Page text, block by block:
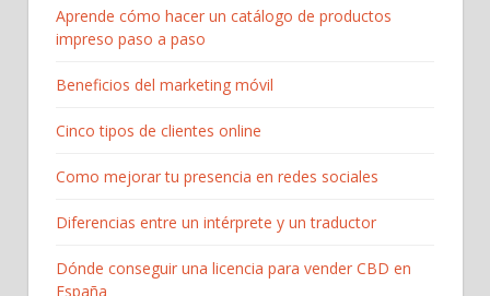
Aprende cómo hacer un catálogo de productos
impreso paso a paso
Beneficios del marketing móvil
Cinco tipos de clientes online
Como mejorar tu presencia en redes sociales
Diferencias entre un intérprete y un traductor
Dónde conseguir una licencia para vender CBD en
España